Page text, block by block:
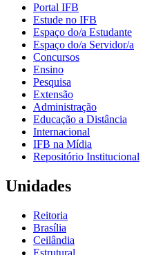
Portal IFB
Estude no IFB
Espaço do/a Estudante
Espaço do/a Servidor/a
Concursos
Ensino
Pesquisa
Extensão
Administração
Educação a Distância
Internacional
IFB na Mídia
Repositório Institucional
Unidades
Reitoria
Brasília
Ceilândia
Estrutural